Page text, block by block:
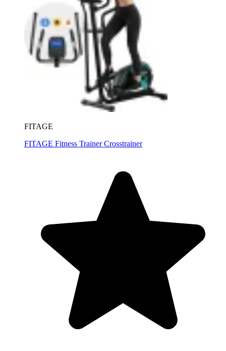
FITAGE
FITAGE Fitness Trainer Crosstrainer